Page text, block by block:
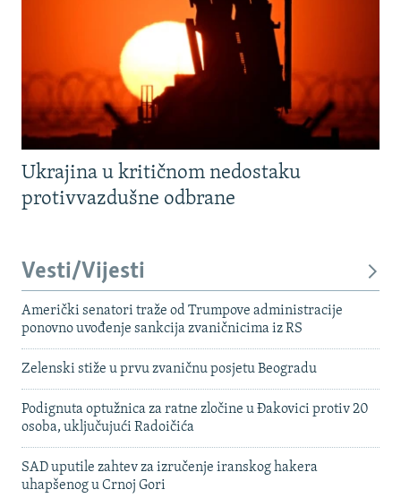
Ukrajina u kritičnom nedostaku
protivvazdušne odbrane
Vesti/Vijesti
Američki senatori traže od Trumpove administracije
ponovno uvođenje sankcija zvaničnicima iz RS
Zelenski stiže u prvu zvaničnu posjetu Beogradu
Podignuta optužnica za ratne zločine u Đakovici protiv 20
osoba, uključujući Radoičića
SAD uputile zahtev za izručenje iranskog hakera
uhapšenog u Crnoj Gori